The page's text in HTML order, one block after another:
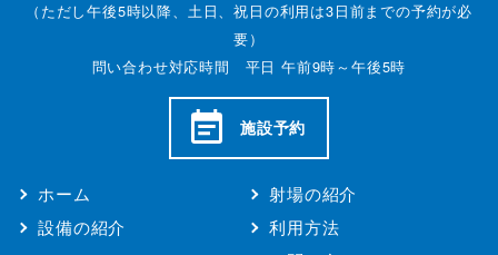
（ただし午後5時以降、土日、祝日の利用は3日前までの予約が必
要）
問い合わせ対応時間 平日 午前9時～午後5時
施設予約
ホーム
射場の紹介
設備の紹介
利用方法